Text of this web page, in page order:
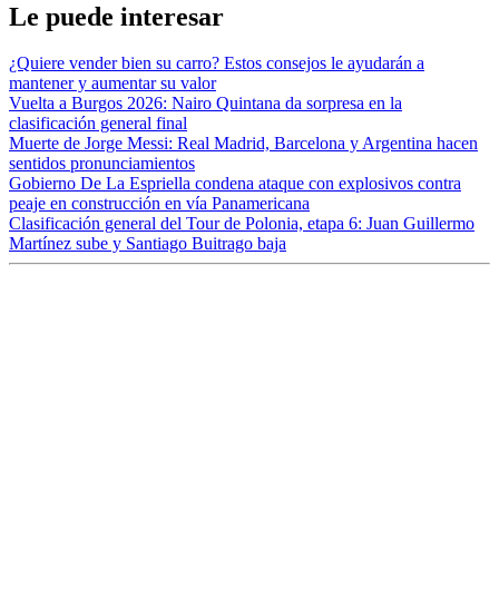
Le puede interesar
¿Quiere vender bien su carro? Estos consejos le ayudarán a
mantener y aumentar su valor
Vuelta a Burgos 2026: Nairo Quintana da sorpresa en la
clasificación general final
Muerte de Jorge Messi: Real Madrid, Barcelona y Argentina hacen
sentidos pronunciamientos
Gobierno De La Espriella condena ataque con explosivos contra
peaje en construcción en vía Panamericana
Clasificación general del Tour de Polonia, etapa 6: Juan Guillermo
Martínez sube y Santiago Buitrago baja